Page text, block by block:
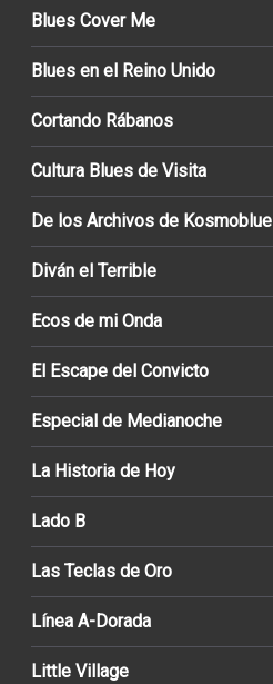
Blues Cover Me
Blues en el Reino Unido
Cortando Rábanos
Cultura Blues de Visita
De los Archivos de Kosmoblue
Diván el Terrible
Ecos de mi Onda
El Escape del Convicto
Especial de Medianoche
La Historia de Hoy
Lado B
Las Teclas de Oro
Línea A-Dorada
Little Village